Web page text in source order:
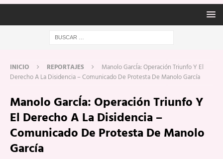
INICIO REPORTAJES
Manolo GarcÍa: Operación Triunfo Y El
Derecho A La Disidencia – Comunicado De Protesta De Manolo García
Manolo GarcÍa: Operación Triunfo Y
El Derecho A La Disidencia –
Comunicado De Protesta De Manolo
García